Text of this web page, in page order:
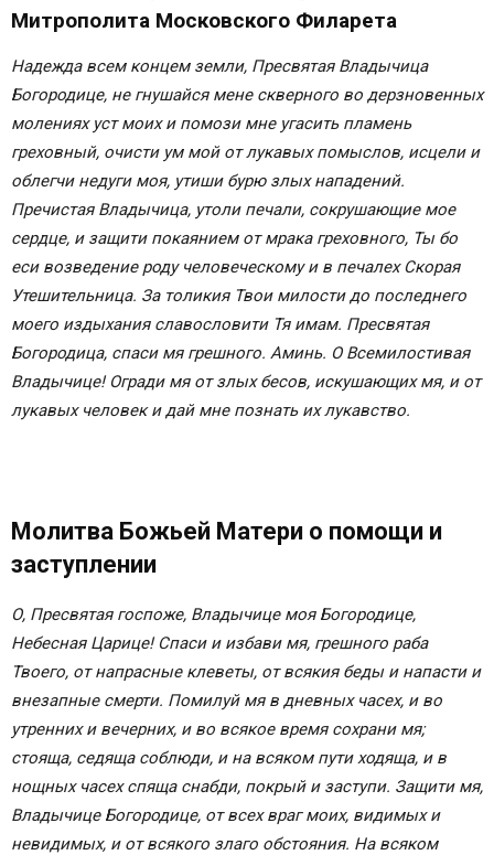
Митрополита Московского Филарета
Надежда всем концем земли, Пресвятая Владычица
Богородице, не гнушайся мене скверного во дерзновенных
молениях уст моих и помози мне угасить пламень
греховный, очисти ум мой от лукавых помыслов, исцели и
облегчи недуги моя, утиши бурю злых нападений.
Пречистая Владычица, утоли печали, сокрушающие мое
сердце, и защити покаянием от мрака греховного, Ты бо
еси возведение роду человеческому и в печалех Скорая
Утешительница. За толикия Твои милости до последнего
моего издыхания славословити Тя имам. Пресвятая
Богородица, спаси мя грешного. Аминь. О Всемилостивая
Владычице! Огради мя от злых бесов, искушающих мя, и от
лукавых человек и дай мне познать их лукавство.
Молитва Божьей Матери о помощи и
заступлении
О, Пресвятая госпоже, Владычице моя Богородице,
Небесная Царице! Спаси и избави мя, грешного раба
Твоего, от напрасные клеветы, от всякия беды и напасти и
внезапные смерти. Помилуй мя в дневных часех, и во
утренних и вечерних, и во всякое время сохрани мя;
стояща, седяща соблюди, и на всяком пути ходяща, и в
нощных часех спяща снабди, покрый и заступи. Защити мя,
Владычице Богородице, от всех враг моих, видимых и
невидимых, и от всякого злаго обстояния. На всяком